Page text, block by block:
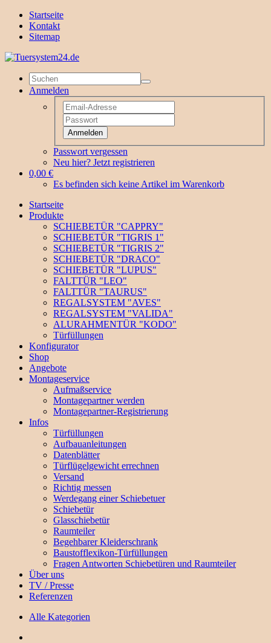
Startseite
Kontakt
Sitemap
Anmelden
Anmelden
Passwort vergessen
Neu hier? Jetzt registrieren
0,00 €
Es befinden sich keine Artikel im Warenkorb
Startseite
Produkte
SCHIEBETÜR "CAPPRY"
SCHIEBETÜR "TIGRIS 1"
SCHIEBETÜR "TIGRIS 2"
SCHIEBETÜR "DRACO"
SCHIEBETÜR "LUPUS"
FALTTÜR "LEO"
FALTTÜR "TAURUS"
REGALSYSTEM "AVES"
REGALSYSTEM "VALIDA"
ALURAHMENTÜR "KODO"
Türfüllungen
Konfigurator
Shop
Angebote
Montageservice
Aufmaßservice
Montagepartner werden
Montagepartner-Registrierung
Infos
Türfüllungen
Aufbauanleitungen
Datenblätter
Türflügelgewicht errechnen
Versand
Richtig messen
Werdegang einer Schiebetuer
Schiebetür
Glasschiebetür
Raumteiler
Begehbarer Kleiderschrank
Baustofflexikon-Türfüllungen
Fragen Antworten Schiebetüren und Raumteiler
Über uns
TV / Presse
Referenzen
Alle Kategorien